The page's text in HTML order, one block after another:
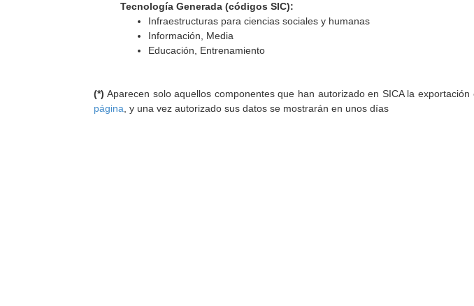
Tecnología Generada (códigos SIC):
Infraestructuras para ciencias sociales y humanas
Información, Media
Educación, Entrenamiento
(*) Aparecen solo aquellos componentes que han autorizado en SICA la
página , y una vez autorizado sus datos se mostrarán en unos días